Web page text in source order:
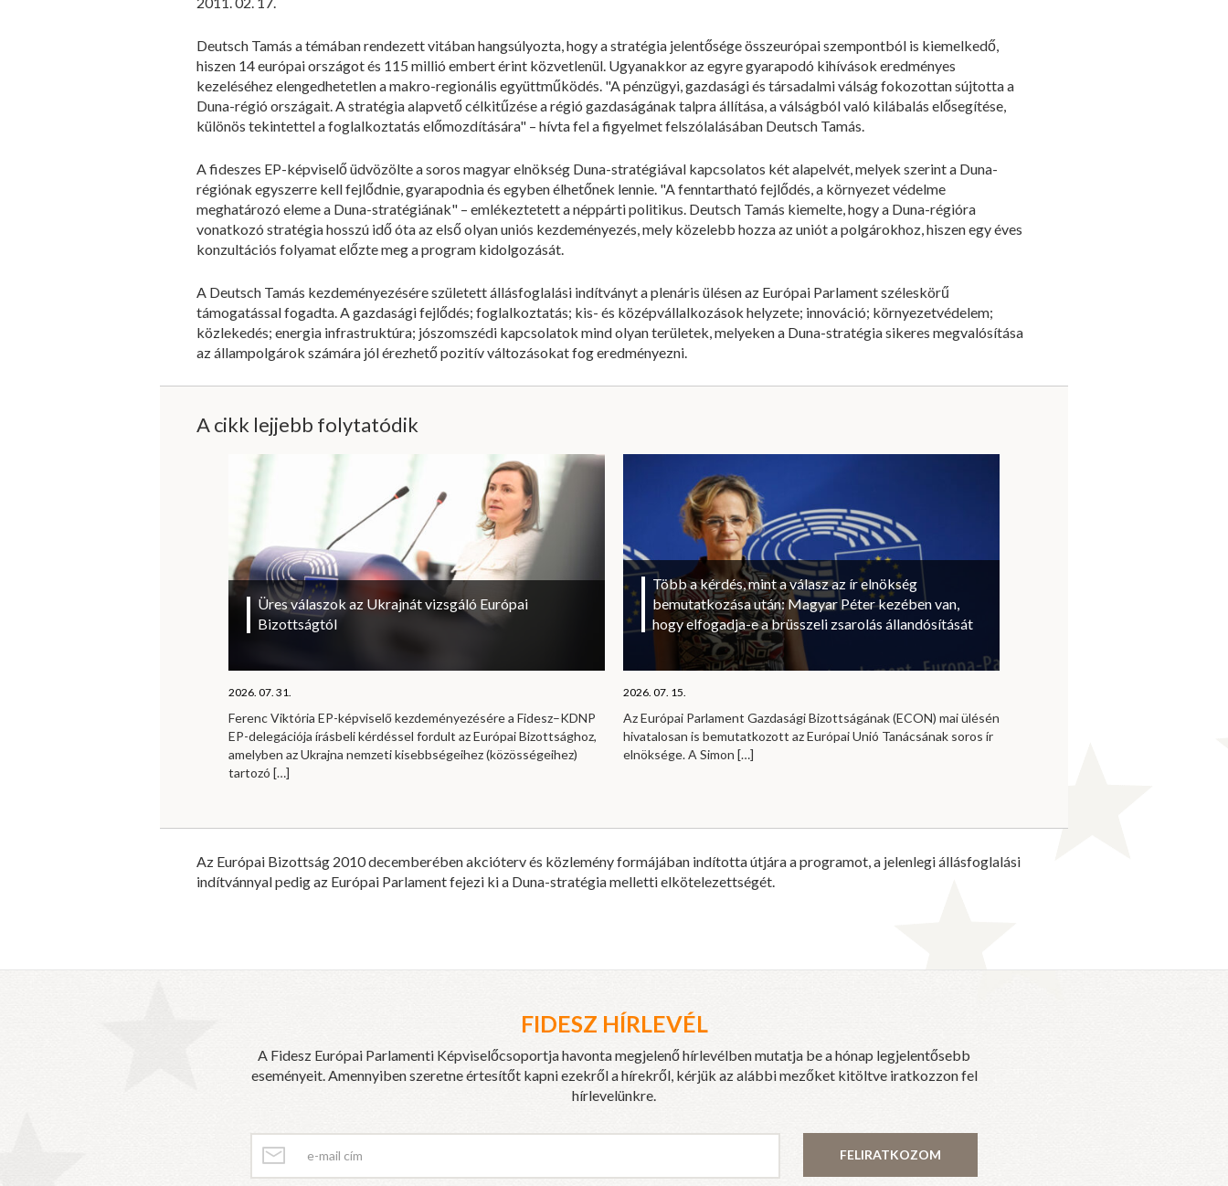
Deutsch Tamás a témában rendezett vitában hangsúlyozta, hogy a stratégia jelentősége összeurópai szempontból is kiemelkedő,
hiszen 14 európai országot és 115 millió embert érint közvetlenül. Ugyanakkor az egyre gyarapodó kihívások eredményes
kezeléséhez elengedhetetlen a makro-regionális együttműködés. "A pénzügyi, gazdasági és társadalmi válság fokozottan sújtotta a
Duna-régió országait. A stratégia alapvető célkitűzése a régió gazdaságának talpra állítása, a válságból való kilábalás elősegítése,
különös tekintettel a foglalkoztatás előmozdítására" – hívta fel a figyelmet felszólalásában Deutsch Tamás.
A fideszes EP-képviselő üdvözölte a soros magyar elnökség Duna-stratégiával kapcsolatos két alapelvét, melyek szerint a Duna-
régiónak egyszerre kell fejlődnie, gyarapodnia és egyben élhetőnek lennie. "A fenntartható fejlődés, a környezet védelme
meghatározó eleme a Duna-stratégiának" – emlékeztetett a néppárti politikus. Deutsch Tamás kiemelte, hogy a Duna-régióra
vonatkozó stratégia hosszú idő óta az első olyan uniós kezdeményezés, mely közelebb hozza az uniót a polgárokhoz, hiszen egy éves
konzultációs folyamat előzte meg a program kidolgozását.
A Deutsch Tamás kezdeményezésére született állásfoglalási indítványt a plenáris ülésen az Európai Parlament széleskörű
támogatással fogadta. A gazdasági fejlődés; foglalkoztatás; kis- és középvállalkozások helyzete; innováció; környezetvédelem;
közlekedés; energia infrastruktúra; jószomszédi kapcsolatok mind olyan területek, melyeken a Duna-stratégia sikeres megvalósítása
az állampolgárok számára jól érezhető pozitív változásokat fog eredményezni.
A cikk lejjebb folytatódik
Üres válaszok az Ukrajnát vizsgáló Európai
Bizottságtól
2026. 07. 31.
Ferenc Viktória EP-képviselő kezdeményezésére a Fidesz–KDNP
EP-delegációja írásbeli kérdéssel fordult az Európai Bizottsághoz,
amelyben az Ukrajna nemzeti kisebbségeihez (közösségeihez)
tartozó […]
Több a kérdés, mint a válasz az ír elnökség
bemutatkozása után: Magyar Péter kezében van,
hogy elfogadja-e a brüsszeli zsarolás állandósítását
2026. 07. 15.
Az Európai Parlament Gazdasági Bizottságának (ECON) mai ülésén
hivatalosan is bemutatkozott az Európai Unió Tanácsának soros ír
elnöksége. A Simon […]
Az Európai Bizottság 2010 decemberében akcióterv és közlemény formájában indította útjára a programot, a jelenlegi állásfoglalási
indítvánnyal pedig az Európai Parlament fejezi ki a Duna-stratégia melletti elkötelezettségét.
FIDESZ HÍRLEVÉL
A Fidesz Európai Parlamenti Képviselőcsoportja havonta megjelenő hírlevélben mutatja be a hónap legjelentősebb
eseményeit. Amennyiben szeretne értesítőt kapni ezekről a hírekről, kérjük az alábbi mezőket kitöltve iratkozzon fel
hírlevelünkre.
FELIRATKOZOM